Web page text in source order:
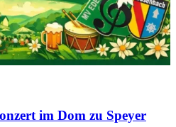
im Dom zu Speyer